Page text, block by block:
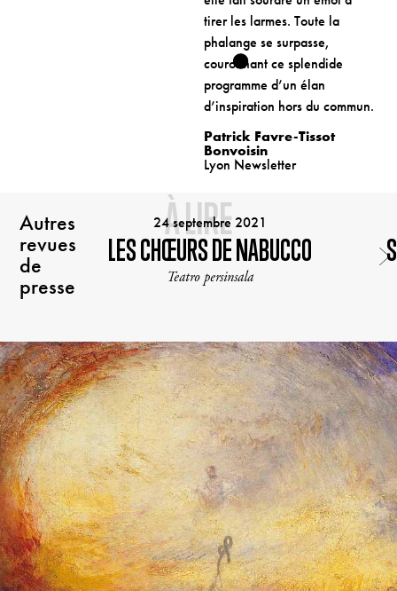
tirer les larmes. Toute la
phalange se surpasse,
couronnant ce splendide
programme d’un élan
d’inspiration hors du commun.
Patrick Favre-Tissot
Bonvoisin
Lyon Newsletter
Autres
revues
de
presse
À LIRE
24 septembre 2021
LES CHŒURS DE NABUCCO
Teatro persinsala